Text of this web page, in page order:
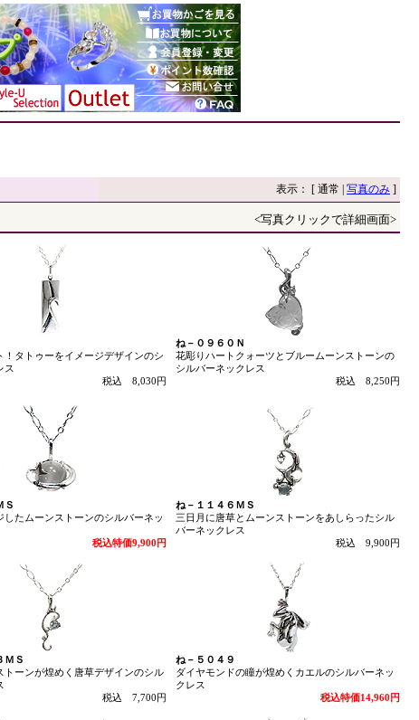
表示： [ 通常 | 写真のみ ]
<写真クリックで詳細画面>
！タトゥーをイメージデザインのシ
ス
税込 8,030円
ね－０９６０Ｎ
花彫りハートクォーツとブルームーンストーンの
シルバーネックレス
税込 8,250円
Ｓ
したムーンストーンのシルバーネッ
税込特価9,900円
ね－１１４６ＭＳ
三日月に唐草とムーンストーンをあしらったシル
バーネックレス
税込 9,900円
ＭＳ
トーンが煌めく唐草デザインのシル
税込 7,700円
ね－５０４９
ダイヤモンドの瞳が煌めくカエルのシルバーネッ
クレス
税込特価14,960円